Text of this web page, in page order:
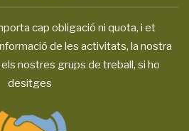
cap obligació ni quota, i et
de les activitats, la nostra
nostres grups de treball, si ho
desitges